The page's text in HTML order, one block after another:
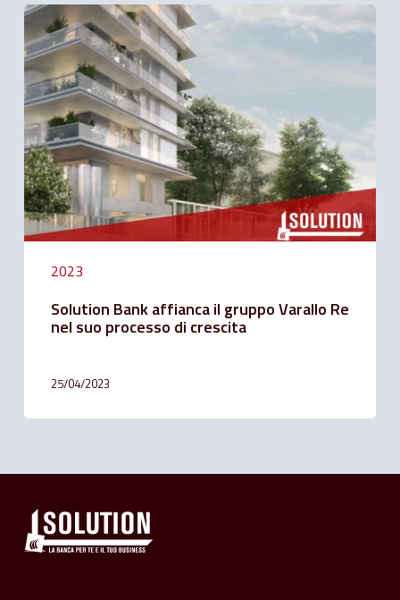
2023
Solution
Bank
affianca
il
gruppo
Varallo
Re
nel
suo
processo
di
crescita
Solution Bank affianca il gruppo Varallo Re
nel suo processo di crescita
25/04/2023